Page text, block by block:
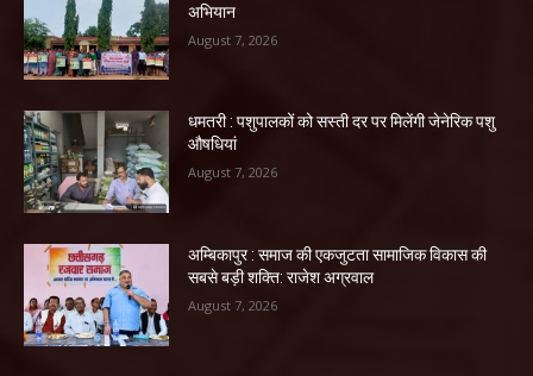
अभियान
August 7, 2026
धमतरी : पशुपालकों को सस्ती दर पर मिलेंगी जेनेरिक पशु
औषधियां
August 7, 2026
अम्बिकापुर : समाज की एकजुटता सामाजिक विकास की
सबसे बड़ी शक्ति: राजेश अग्रवाल
August 7, 2026